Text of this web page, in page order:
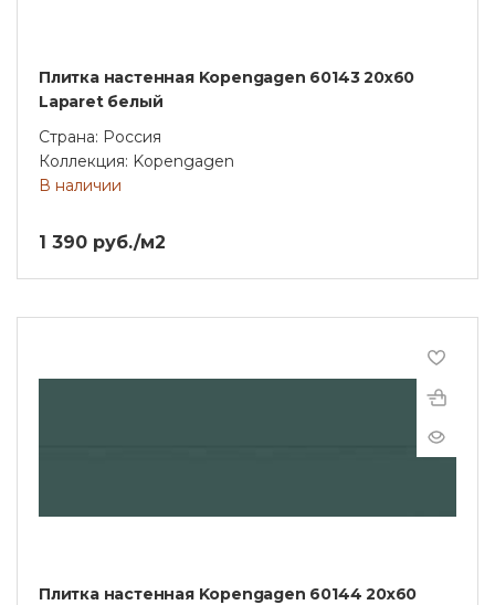
Плитка настенная Kopengagen 60143 20х60
Laparet белый
Страна: Россия
Коллекция: Kopengagen
В наличии
1 390 руб./м2
Плитка настенная Kopengagen 60144 20х60